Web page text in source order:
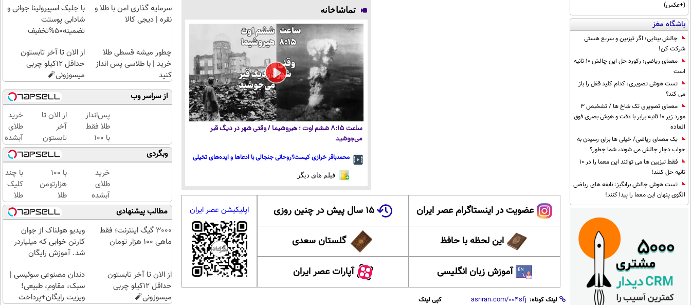
(+عکس)
باشگاه مغز
چالش بینایی؛ اگر تیزبین و سریع هستی
شرکت کن!
معمای ریاضی؛ رکورد حل این چالش 10 ثانیه
است
تست هوش تصویری: کدام کلید قفل را باز
می کند؟
معمای تصویری تک شاخ ها / تشخیص 3
مورد زیر 10 ثانیه برابر با دقت و هوش بصری فوق
العاده
یک معمای ریاضی/ خیلی ها برای رسیدن به
جواب دچار چالش می شوند، شما چطور؟
فقط تیزبین ها می توانند این معما را در 10
ثانیه حل کنند!
تست هوش چالش برانگیز: نابغه های ریاضی
الگوی پنهان این معما را پیدا کنند!
تماشاخانه
ساعت ۸:۱۵ ششم اوت ؛ هیروشیما / وقتی شهر در دیگ قیر
می‌جوشید
محمدباقر خرازی کیست؟روحانی جنجالی با ادعاها و ایده‌های تخیلی
فیلم های دیگر
عضویت در اینستاگرام عصر ایران ۱۵ سال پیش در چنین روزی
این لحظه با حافظ گلستان سعدی
آموزش زبان انگلیسی آپارات عصر ایران
اپلیکیشن عصر ایران
لینک کوتاه: کپی لینک
سرمایه گذاری امن با طلا و
نقره | دیجی کالا
با جلبک اسپیرولینا جوانی و
شادابی پوستت
تضمینه50%تخفیف
چطور میشه قسطی طلا
خرید | با طلاسی پس انداز
کنید
از الان تا آخر تابستون
حداقل 12کیلو چربی
میسوزونی🧨
از سراسر وب
پس‌انداز
طلا فقط
با ۱۰۰
هزارتومان
(امن و
راحت)
از الان تا
آخر
تابستون
حداقل
12کیلو
چربی
میسوزونی
🧨
خرید
طلای
آبشده
حتی با
۱۰۰هزارتومان
وبگردی
خرید
طلای
آبشده
حتی با
۱۰۰هزارتومان
با ۱۰۰
هزارتومن
طلا
بخرید،
اون هم
قسطی
با چند
کلیک
طلا
(ثبت‌نام
کن |
خرید
بگیر)
مطالب پیشنهادی
3000 گیگ اینترنت؛ فقط
ماهی 100 هزار تومان
ویدیو هولناک از جوان
کارتن خوابی که میلیاردر
شد. آموزش رایگان
از الان تا آخر تابستون
حداقل 12کیلو چربی
میسوزونی🧨
دندان مصنوعی سوئیسی |
سبک، مقاوم، طبیعی!
ویزیت رایگان+پرداخت